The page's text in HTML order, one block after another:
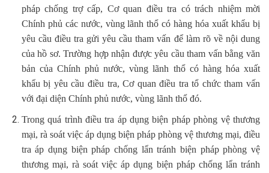
pháp chống trợ cấp, Cơ quan điều tra có trách nhiệm mời
Chính phủ các nước, vùng lãnh thổ có hàng hóa xuất khẩu bị
yêu cầu điều tra gửi yêu cầu tham vấn để làm rõ về nội dung
của hồ sơ. Trường hợp nhận được yêu cầu tham vấn bằng văn
bản của Chính phủ nước, vùng lãnh thổ có hàng hóa xuất
khẩu bị yêu cầu điều tra, Cơ quan điều tra tổ chức tham vấn
với đại diện Chính phủ nước, vùng lãnh thổ đó.
Trong quá trình điều tra áp dụng biện pháp phòng vệ thương
mại, rà soát việc áp dụng biện pháp phòng vệ thương mại, điều
tra áp dụng biện pháp chống lẩn tránh biện pháp phòng vệ
thương mại, rà soát việc áp dụng biện pháp chống lẩn tránh